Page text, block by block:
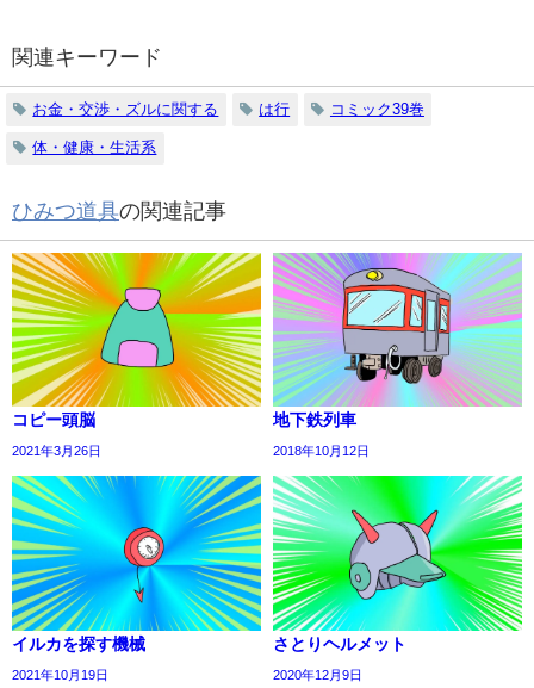
関連キーワード
お金・交渉・ズルに関する は行 コミック39巻
体・健康・生活系
ひみつ道具の関連記事
コピー頭脳
2021年3月26日
地下鉄列車
2018年10月12日
イルカを探す機械
2021年10月19日
さとりヘルメット
2020年12月9日